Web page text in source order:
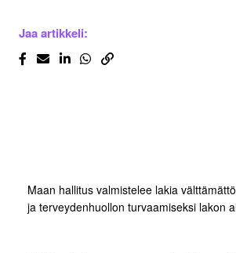
Jaa artikkeli:
Maan hallitus valmistelee lakia
ja terveydenhuollon turvaamiseksi lakon